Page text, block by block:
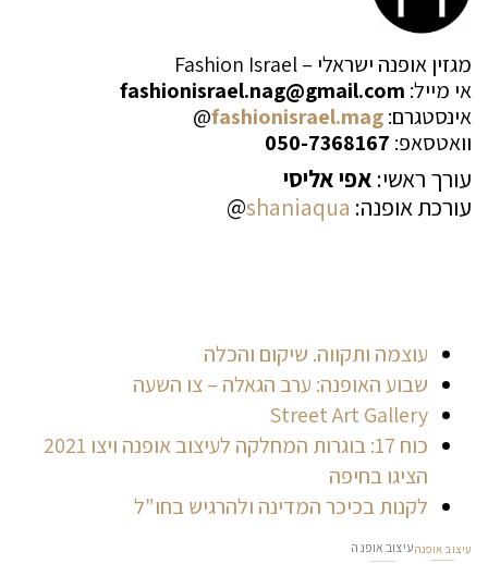
מגזין אופנה ישראלי – Fashion Israel
אי מייל: fashionisrael.nag@gmail.com
אינסטגרם:fashionisrael.mag
@
וואטסאפ: 050-7368167
עורך ראשי: אפי אליסי
עורכת אופנה: shaniaqua
@
עוצמה ותקווה. שיקום והכלה
שבוע האופנה: ערב הגאלה – צו השעה
Street Art Gallery
כוח 17: בוגרות המחלקה לעיצוב אופנה ויצו 2021
הציגו בחיפה
לקנות בכיכר המדינה ולהרגיש בחו"ל
עיצוב אופנהעיצוב אופנה